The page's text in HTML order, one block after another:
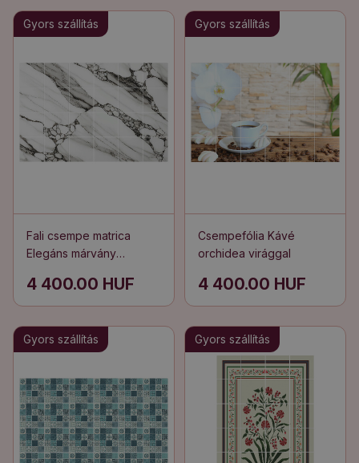
Gyors szállítás
Fali csempe matrica
Elegáns márvány
4 400.00 HUF
Gyors szállítás
Csempefólia Kávé
orchidea virággal
4 400.00 HUF
Gyors szállítás Gyors szállítás